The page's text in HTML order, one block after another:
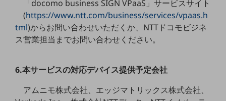
トレンド記事特集
IT用語集
中堅中小企業向け
サービス・ソリューション
中堅中小企業のビジネスをサポート！
お悩みから見つけるTOP
「docomo business SIGN VPaaS」サービスサイト
(https://www.ntt.com/business/services/vpaas.h
tml)からお問い合わせいただくか、NTTドコモビジネ
ス営業担当までお問い合わせください。
6.本サービスの対応デバイス提供予定会社
アムニモ株式会社、エッジマトリックス株式会社、